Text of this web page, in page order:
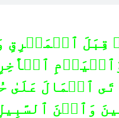
ٱلۡمَالَ عَلَىٰ
وَٱبۡنَ ٱلسَّبِيلِ